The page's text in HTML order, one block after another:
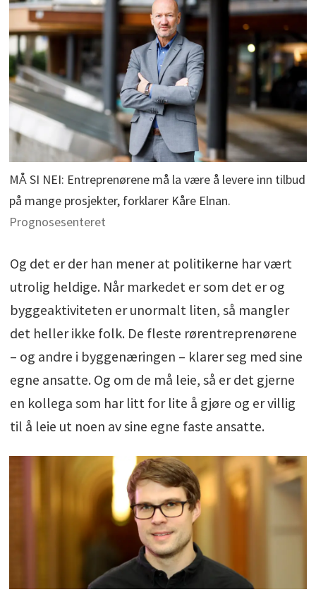
MÅ SI NEI: Entreprenørene må la være å levere inn tilbud
på mange prosjekter, forklarer Kåre Elnan.
Prognosesenteret
Og det er der han mener at politikerne har vært
utrolig heldige. Når markedet er som det er og
byggeaktiviteten er unormalt liten, så mangler
det heller ikke folk. De fleste rørentreprenørene
– og andre i byggenæringen – klarer seg med sine
egne ansatte. Og om de må leie, så er det gjerne
en kollega som har litt for lite å gjøre og er villig
til å leie ut noen av sine egne faste ansatte.